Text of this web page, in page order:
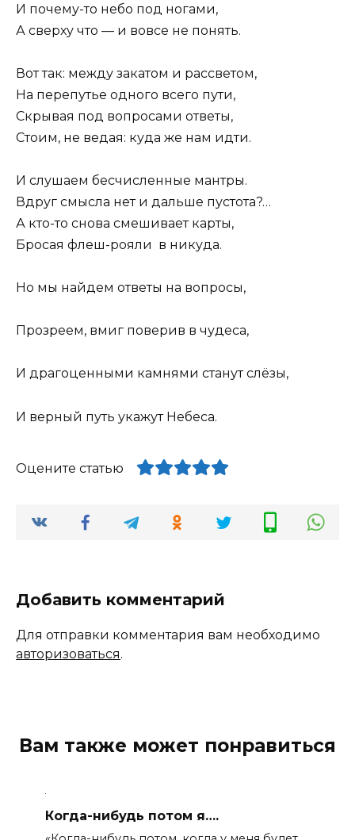
И почему-то небо под ногами,
А сверху что — и вовсе не понять.
Вот так: между закатом и рассветом,
На перепутье одного всего пути,
Скрывая под вопросами ответы,
Стоим, не ведая: куда же нам идти.
И слушаем бесчисленные мантры.
Вдруг смысла нет и дальше пустота?…
А кто-то снова смешивает карты,
Бросая флеш-рояли в никуда.
Но мы найдем ответы на вопросы,
Прозреем, вмиг поверив в чудеса,
И драгоценными камнями станут слёзы,
И верный путь укажут Небеса.
Оцените статью
Добавить комментарий
Для отправки комментария вам необходимо
авторизоваться.
Вам также может понравиться
Когда-нибудь потом я….